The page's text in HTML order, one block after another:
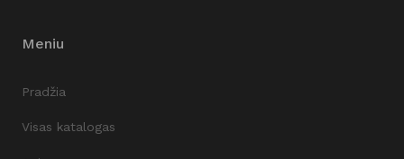
Meniu
Pradžia
Visas katalogas